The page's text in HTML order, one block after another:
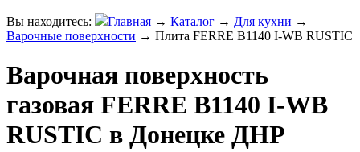
Вы находитесь: Главная → Каталог → Для кухни →
Варочные поверхности → Плита FERRE B1140 I-WB RUSTIC
Варочная поверхность
газовая FERRE B1140 I-WB
RUSTIC в Донецке ДНР